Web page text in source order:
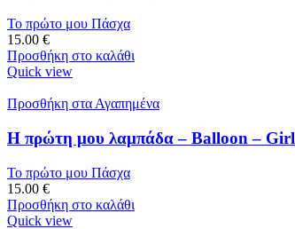
Το πρώτο μου Πάσχα
15.00 €
Προσθήκη στο καλάθι
Quick view
Προσθήκη στα Αγαπημένα
Η πρώτη μου λαμπάδα – Balloon – Girl
Το πρώτο μου Πάσχα
15.00 €
Προσθήκη στο καλάθι
Quick view